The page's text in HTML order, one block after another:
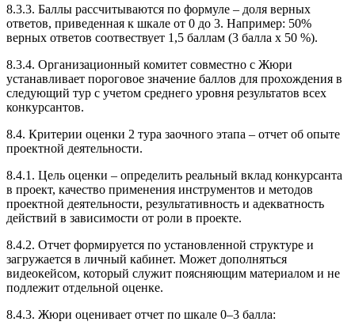
8.3.3. Баллы рассчитываются по формуле – доля верных
ответов, приведенная к шкале от 0 до 3. Например: 50%
верных ответов соотвествует 1,5 баллам (3 балла х 50 %).
8.3.4. Организационный комитет совместно с Жюри
устанавливает пороговое значение баллов для прохождения в
следующий тур с учетом среднего уровня результатов всех
конкурсантов.
8.4. Критерии оценки 2 тура заочного этапа – отчет об опыте
проектной деятельности.
8.4.1. Цель оценки – определить реальный вклад конкурсанта
в проект, качество применения инструментов и методов
проектной деятельности, результативность и адекватность
действий в зависимости от роли в проекте.
8.4.2. Отчет формируется по установленной структуре и
загружается в личный кабинет. Может дополняться
видеокейсом, который служит поясняющим материалом и не
подлежит отдельной оценке.
8.4.3. Жюри оценивает отчет по шкале 0–3 балла: